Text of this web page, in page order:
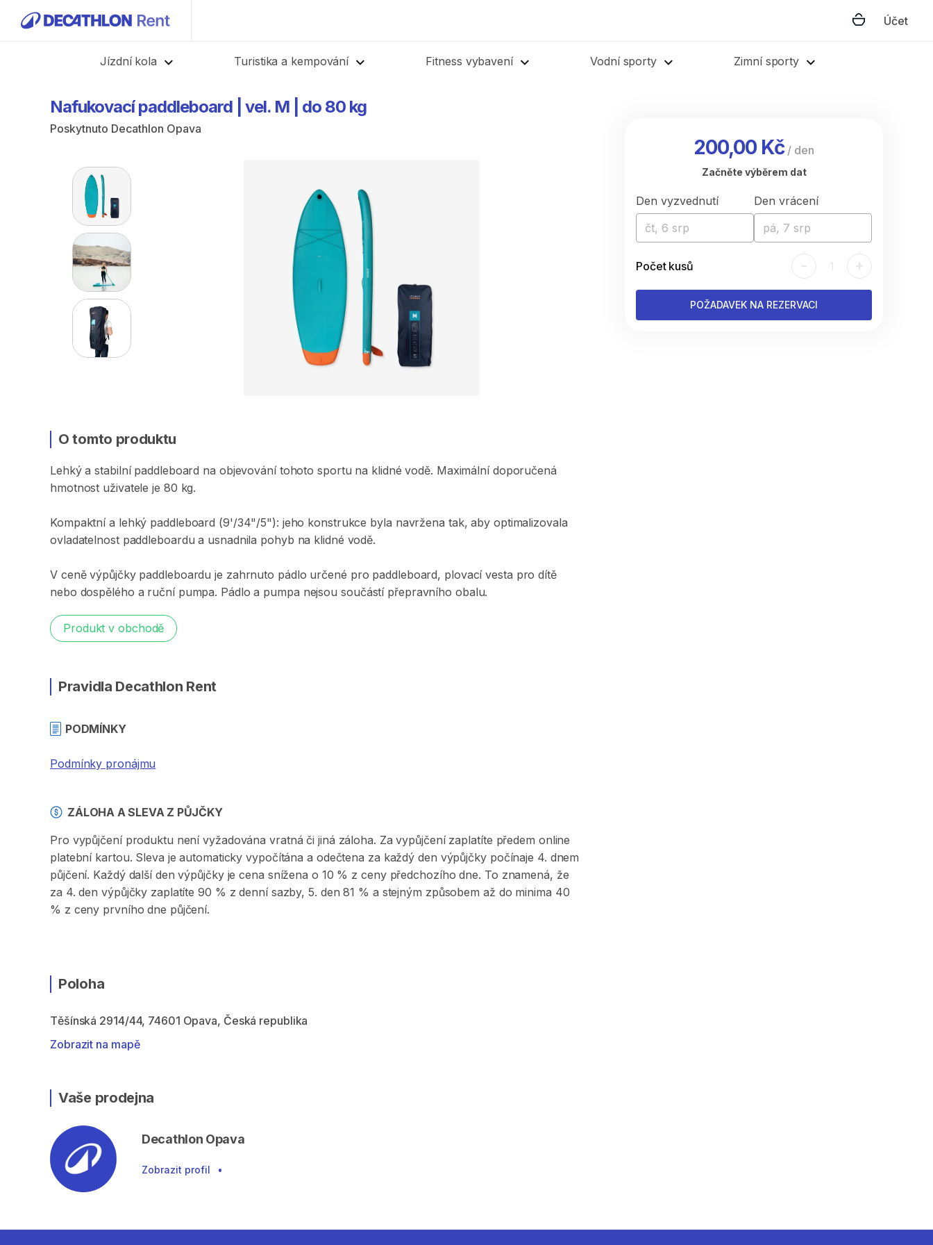
Účet
Jízdní kola Turistika a kempování Fitness vybavení Vodní sporty Zimní sporty
Nafukovací paddleboard vel. M do 80 kg
Poskytnuto Decathlon Opava
O tomto produktu
Lehký a stabilní paddleboard na objevování tohoto sportu na klidné vodě. Maximální doporučená
hmotnost uživatele je 80 kg.
Kompaktní a lehký paddleboard (9'​​​​​​​​/​​​​​​​​34"​​​​​​​​/​​​​​​​​5"): jeho konstrukce byla navržena tak​​​​​​​​,​ aby optimalizovala
ovladatelnost paddleboardu a usnadnila pohyb na klidné vodě.
V ceně výpůjčky paddleboardu je zahrnuto pádlo určené pro paddleboard​​​​​​​​​​,​ plovací vesta pro dítě
nebo dospělého a ruční pumpa. Pádlo a pumpa nejsou součástí přepravního obalu.
Produkt v obchodě
Pravidla Decathlon Rent
PODMÍNKY
Podmínky pronájmu
ZÁLOHA A SLEVA Z PŮJČKY
Pro vypůjčení produktu není vyžadována vratná či jiná záloha. Za vypůjčení zaplatíte předem online
platební kartou. Sleva je automaticky vypočítána a odečtena za každý den výpůjčky počínaje 4. dnem
půjčení. Každý další den výpůjčky je cena snížena o 10 % z ceny předchozího dne. To znamená, že
za 4. den výpůjčky zaplatíte 90 % z denní sazby, 5. den 81 % a stejným způsobem až do minima 40
% z ceny prvního dne půjčení.
Poloha
Těšínská 2914/44, 74601 Opava, Česká republika
Zobrazit na mapě
Vaše prodejna
Decathlon Opava
Zobrazit profil •
200,00 Kč/ den
Začněte výběrem dat
Den vyzvednutí
čt, 6 srp
Den vrácení
pá, 7 srp
Počet kusů - 1 +
POŽADAVEK NA REZERVACI